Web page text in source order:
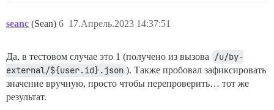
seanc (Sean) 17.Апрель.2023 14:37:51
6
Да, в тестовом случае это 1 (получено из вызова
/u/by-
external/${user.id}.json ). Также пробовал зафиксировать
значение вручную, просто чтобы перепроверить… тот же
результат.